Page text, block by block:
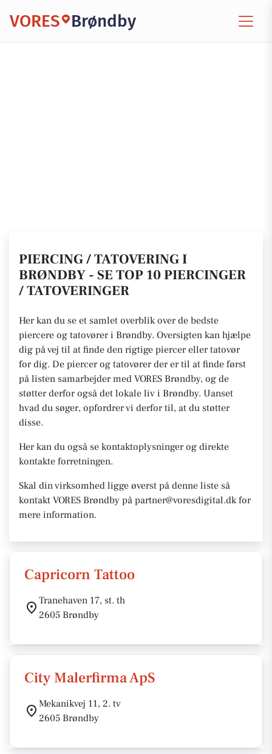
VORES Brøndby
PIERCING / TATOVERING I
BRØNDBY - SE TOP 10 PIERCINGER
/ TATOVERINGER
Her kan du se et samlet overblik over de bedste
piercere og tatovører i Brøndby. Oversigten kan hjælpe
dig på vej til at finde den rigtige piercer eller tatovør
for dig. De piercer og tatovører der er til at finde først
på listen samarbejder med VORES Brøndby, og de
støtter derfor også det lokale liv i Brøndby. Uanset
hvad du søger, opfordrer vi derfor til, at du støtter
disse.
Her kan du også se kontaktoplysninger og direkte
kontakte forretningen.
Skal din virksomhed ligge øverst på denne liste så
kontakt VORES Brøndby på partner@voresdigital.dk for
mere information.
Capricorn Tattoo
Tranehaven 17, st. th
2605 Brøndby
City Malerfirma ApS
Mekanikvej 11, 2. tv
2605 Brøndby